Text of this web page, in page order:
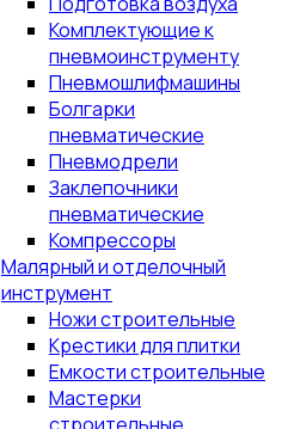
Комплектующие к
пневмоинструменту
Пневмошлифмашины
Болгарки
пневматические
Пневмодрели
Заклепочники
пневматические
Компрессоры
Малярный и отделочный
инструмент
Ножи строительные
Крестики для плитки
Емкости строительные
Мастерки